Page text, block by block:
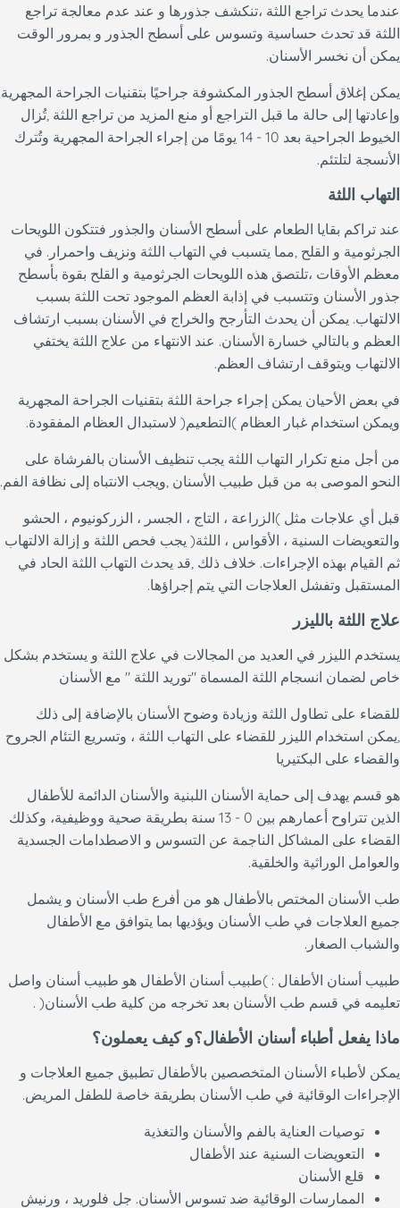
عندما يحدث تراجع اللثة ،تنكشف جذورها و عند عدم معالجة تراجع
اللثة قد تحدث حساسية وتسوس على أسطح الجذور و بمرور الوقت
يمكن أن نخسر الأسنان.
يمكن إغلاق أسطح الجذور المكشوفة جراحيًا بتقنيات الجراحة المجهرية
وإعادتها إلى حالة ما قبل التراجع أو منع المزيد من تراجع اللثة ,تُزال
الخيوط الجراحية بعد 10 - 14 يومًا من إجراء الجراحة المجهرية وتُترك
الأنسجة لتلتئم.
التهاب اللثة
عند تراكم بقايا الطعام على أسطح الأسنان والجذور فتتكون اللويحات
الجرثومية و القلح ,مما يتسبب في التهاب اللثة ونزيف واحمرار. في
معظم الأوقات ،تلتصق هذه اللويحات الجرثومية و القلح بقوة بأسطح
جذور الأسنان وتتسبب في إذابة العظم الموجود تحت اللثة بسبب
الالتهاب. يمكن أن يحدث التأرجح والخراج في الأسنان بسبب ارتشاف
العظم و بالتالي خسارة الأسنان. عند الانتهاء من علاج اللثة يختفي
الالتهاب ويتوقف ارتشاف العظم.
في بعض الأحيان يمكن إجراء جراحة اللثة بتقنيات الجراحة المجهرية
ويمكن استخدام غبار العظام )التطعيم( لاستبدال العظام المفقودة.
من أجل منع تكرار التهاب اللثة يجب تنظيف الأسنان بالفرشاة على
النحو الموصى به من قبل طبيب الأسنان ,ويجب الانتباه إلى نظافة الفم.
قبل أي علاجات مثل )الزراعة ، التاج ، الجسر ، الزركونيوم ، الحشو
والتعويضات السنية ، الأقواس ، اللثة( يجب فحص اللثة و إزالة الالتهاب
ثم القيام بهذه الإجراءات. خلاف ذلك ,قد يحدث التهاب اللثة الحاد في
المستقبل وتفشل العلاجات التي يتم إجراؤها.
علاج اللثة بالليزر
يستخدم الليزر في العديد من المجالات في علاج اللثة و يستخدم بشكل
خاص لضمان انسجام اللثة المسماة "توريد اللثة " مع الأسنان
للقضاء على تطاول اللثة وزيادة وضوح الأسنان بالإضافة إلى ذلك
,يمكن استخدام الليزر للقضاء على التهاب اللثة ، وتسريع التئام الجروح
والقضاء على البكتيريا
هو قسم يهدف إلى حماية الأسنان اللبنية والأسنان الدائمة للأطفال
الذين تتراوح أعمارهم بين 0 - 13 سنة بطريقة صحية ووظيفية، وكذلك
القضاء على المشاكل الناجمة عن التسوس و الاصطدامات الجسدية
والعوامل الوراثية والخلقية.
طب الأسنان المختص بالأطفال هو من أفرع طب الأسنان و يشمل
جميع العلاجات في طب الأسنان ويؤديها بما يتوافق مع الأطفال
والشباب الصغار.
طبيب أسنان الأطفال : )طبيب أسنان الأطفال هو طبيب أسنان واصل
تعليمه في قسم طب الأسنان بعد تخرجه من كلية طب الأسنان( .
ماذا يفعل أطباء أسنان الأطفال؟و كيف يعملون؟
يمكن لأطباء الأسنان المتخصصين بالأطفال تطبيق جميع العلاجات و
الإجراءات الوقائية في طب الأسنان بطريقة خاصة للطفل المريض.
توصيات العناية بالفم والأسنان والتغذية
التعويضات السنية عند الأطفال
قلع الأسنان
الممارسات الوقائية ضد تسوس الأسنان. جل فلوريد ، ورنيش